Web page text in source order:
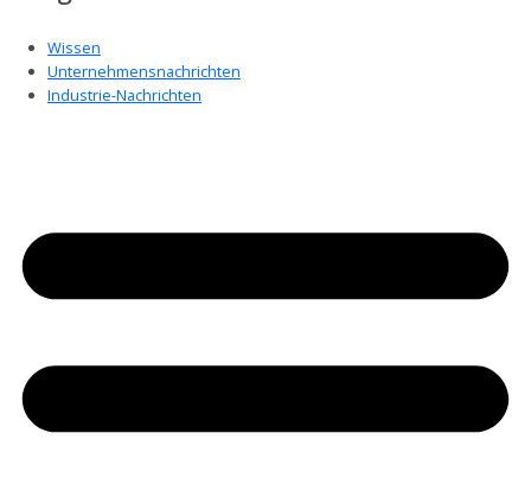
Wissen
Unternehmensnachrichten
Industrie-Nachrichten